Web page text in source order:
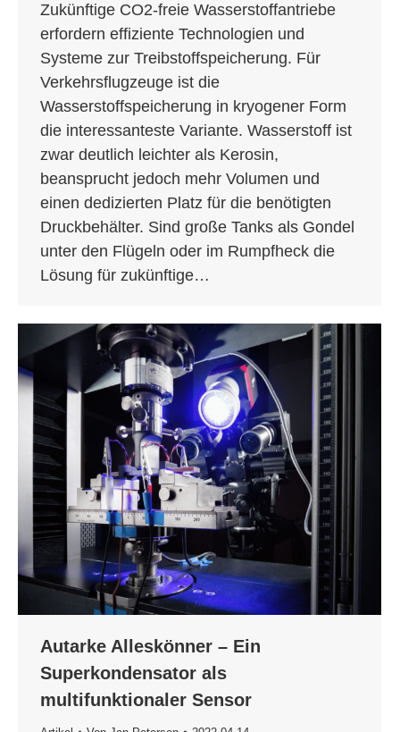
Zukünftige CO2-freie Wasserstoffantriebe
erfordern effiziente Technologien und
Systeme zur Treibstoffspeicherung. Für
Verkehrsflugzeuge ist die
Wasserstoffspeicherung in kryogener Form
die interessanteste Variante. Wasserstoff ist
zwar deutlich leichter als Kerosin,
beansprucht jedoch mehr Volumen und
einen dedizierten Platz für die benötigten
Druckbehälter. Sind große Tanks als Gondel
unter den Flügeln oder im Rumpfheck die
Lösung für zukünftige…
Autarke Alleskönner – Ein
Superkondensator als
multifunktionaler Sensor